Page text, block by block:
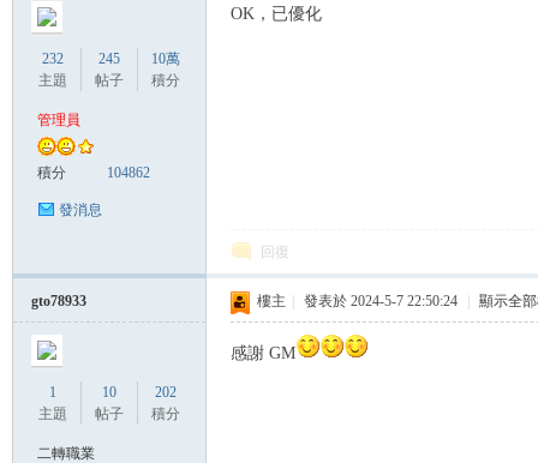
232
主題
245
帖子
10萬
積分
管理員
積分 104862
發消息
OK，已優化
回復
gto78933
1
主題
10
帖子
202
積分
二轉職業
樓主 發表於 2024-5-7 22:50:24 顯示全
感謝 GM